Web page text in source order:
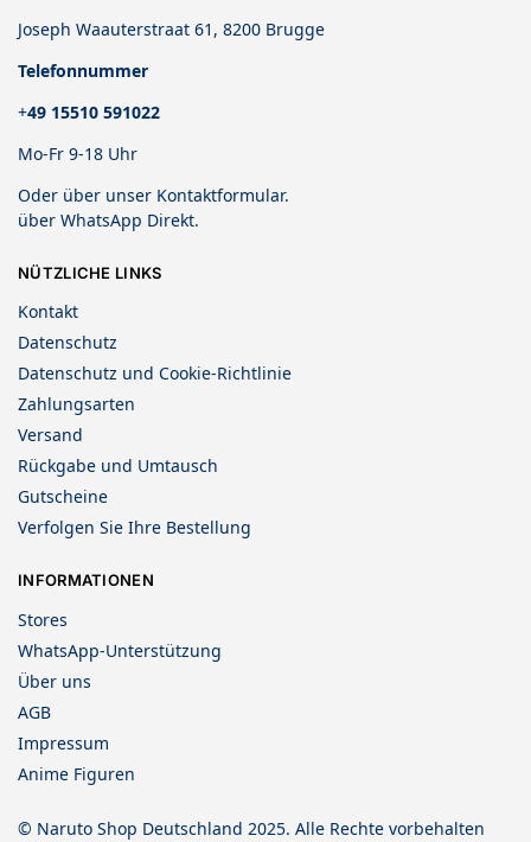
Joseph Waauterstraat 61, 8200 Brugge
Telefonnummer
+49 15510 591022
Mo-Fr 9-18 Uhr
Oder über unser Kontaktformular.
über WhatsApp Direkt.
NÜTZLICHE LINKS
Kontakt
Datenschutz
Datenschutz und Cookie-Richtlinie
Zahlungsarten
Versand
Rückgabe und Umtausch
Gutscheine
Verfolgen Sie Ihre Bestellung
INFORMATIONEN
Stores
WhatsApp-Unterstützung
Über uns
AGB
Impressum
Anime Figuren
© Naruto Shop Deutschland 2025. Alle Rechte vorbehalten